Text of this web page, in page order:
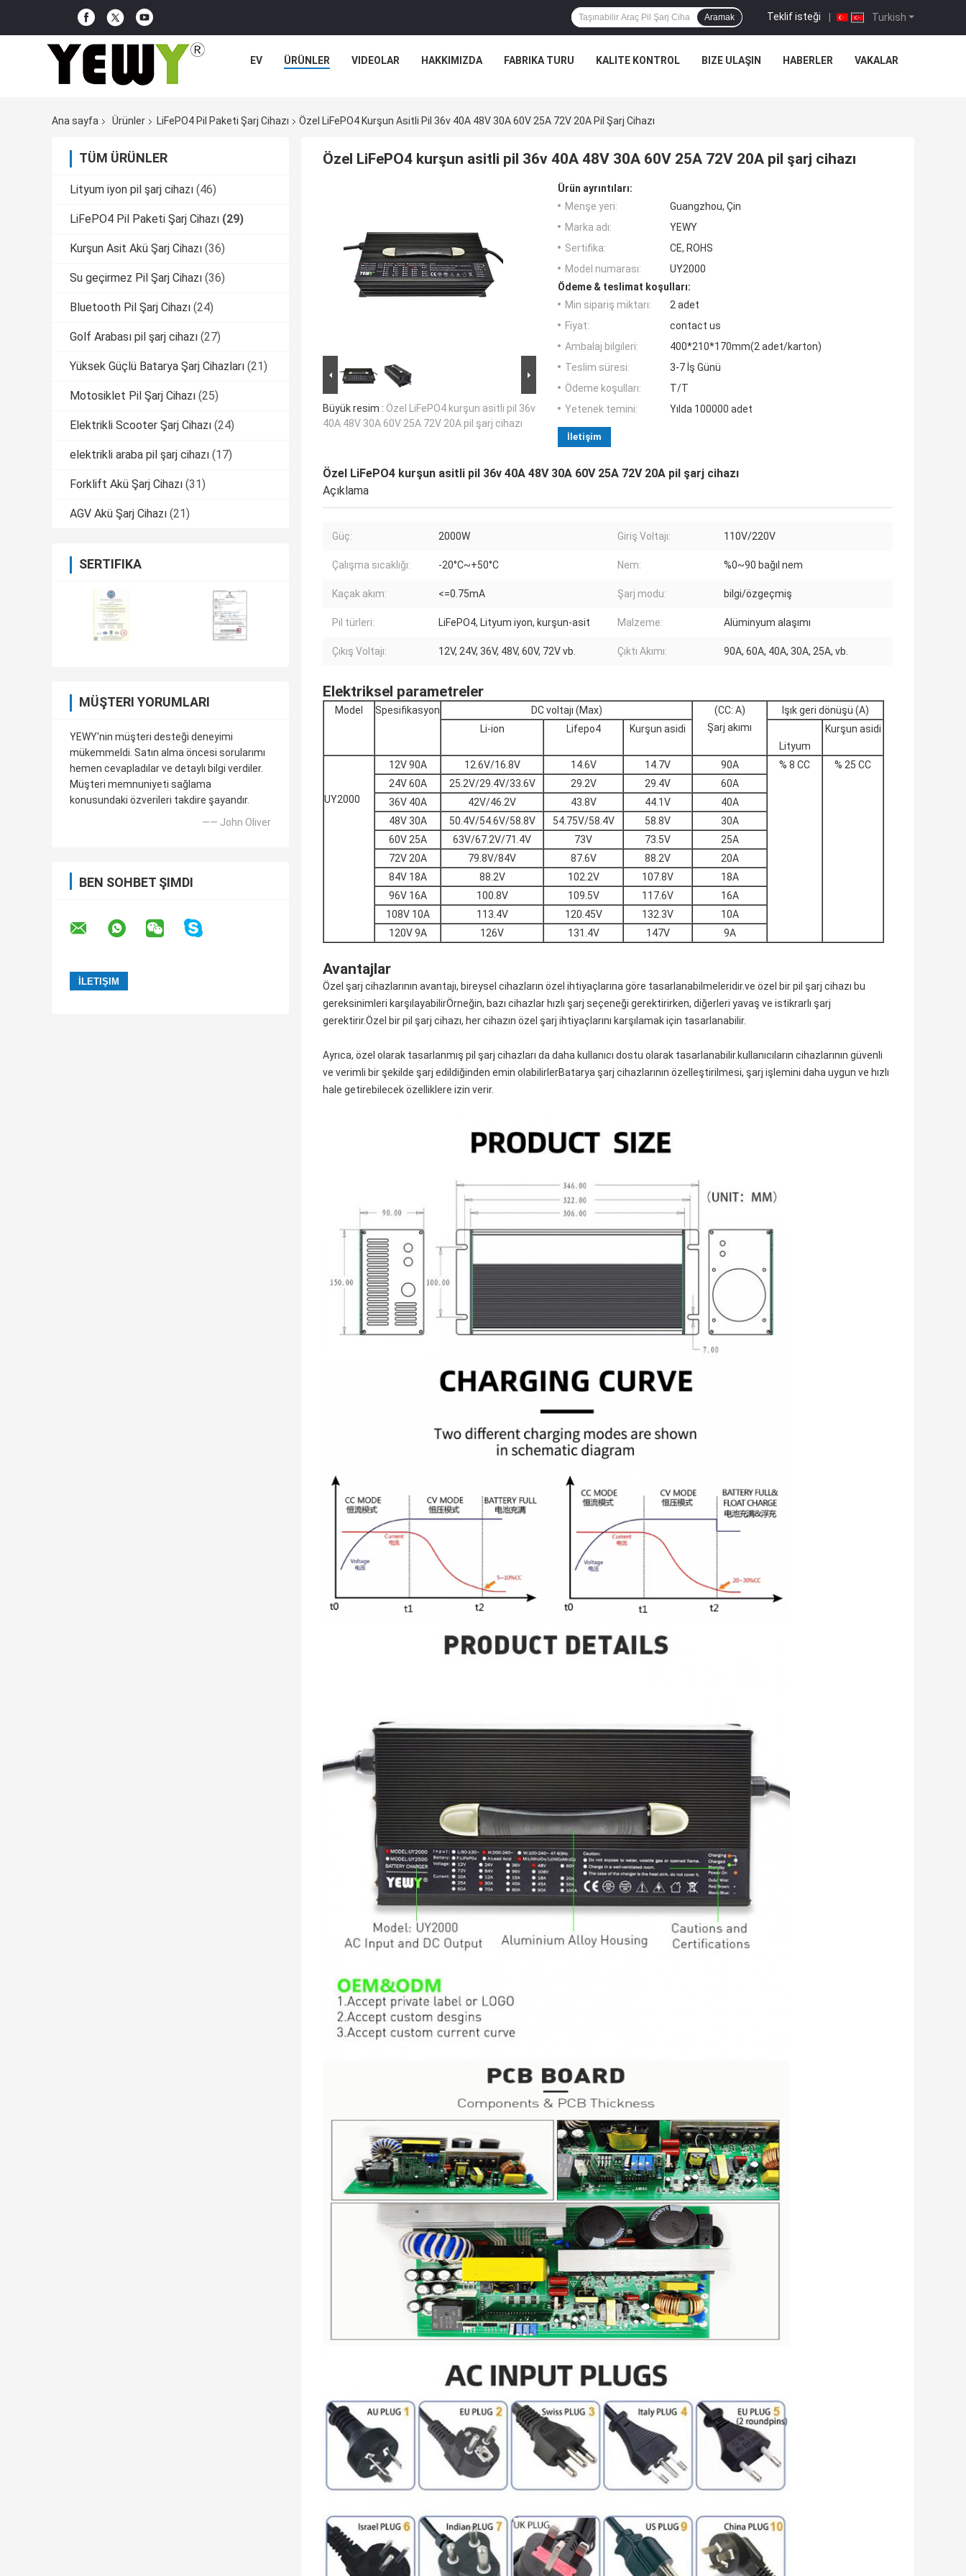
Turkish
Teklif isteği |
Aramak
EV ÜRÜNLER VIDEOLAR HAKKIMIZDA FABRIKA TURU KALITE KONTROL BIZE ULAŞIN HABERLER VAKALAR
Ana sayfa Ürünler LiFePO4 Pil Paketi Şarj Cihazı Özel LiFePO4 Kurşun Asitli Pil 36v 40A 48V 30A 60V 25A 72V 20A Pil Şarj Cihazı
TÜM ÜRÜNLER
Lityum iyon pil şarj cihazı (46)
LiFePO4 Pil Paketi Şarj Cihazı (29)
Kurşun Asit Akü Şarj Cihazı (36)
Su geçirmez Pil Şarj Cihazı (36)
Bluetooth Pil Şarj Cihazı (24)
Golf Arabası pil şarj cihazı (27)
Yüksek Güçlü Batarya Şarj Cihazları (21)
Motosiklet Pil Şarj Cihazı (25)
Elektrikli Scooter Şarj Cihazı (24)
elektrikli araba pil şarj cihazı (17)
Forklift Akü Şarj Cihazı (31)
AGV Akü Şarj Cihazı (21)
SERTIFIKA
MÜŞTERI YORUMLARI
YEWY'nin müşteri desteği deneyimi
mükemmeldi. Satın alma öncesi sorularımı
hemen cevapladılar ve detaylı bilgi verdiler.
Müşteri memnuniyeti sağlama
konusundaki özverileri takdire şayandır.
—— John Oliver
BEN SOHBET ŞIMDI
Özel LiFePO4 kurşun asitli pil 36v 40A 48V 30A 60V 25A 72V 20A pil şarj cihazı
Büyük resim : Özel LiFePO4 kurşun asitli pil 36v
40A 48V 30A 60V 25A 72V 20A pil şarj cihazı
Ürün ayrıntıları:
Menşe yeri:
Guangzhou, Çin
Marka adı:
YEWY
Sertifika:
CE, ROHS
Model numarası:
UY2000
Ödeme & teslimat koşulları:
Min sipariş miktarı:
2 adet
Fiyat:
contact us
Ambalaj bilgileri:
400*210*170mm(2 adet/karton)
Teslim süresi:
3-7 İş Günü
Ödeme koşulları:
T/T
Yetenek temini:
Yılda 100000 adet
İletişim
Özel LiFePO4 kurşun asitli pil 36v 40A 48V 30A 60V 25A 72V 20A pil şarj cihazı
Açıklama
Güç: 2000W Giriş Voltajı: 110V/220V
Çalışma sıcaklığı: -20°C~+50°C Nem: %0~90 bağıl nem
Kaçak akım: <=0.75mA Şarj modu: bilgi/özgeçmiş
Pil türleri: LiFePO4, Lityum iyon, kurşun-asit Malzeme: Alüminyum alaşımı
Çıkış Voltajı: 12V, 24V, 36V, 48V, 60V, 72V vb. Çıktı Akımı: 90A, 60A, 40A, 30A, 25A, vb.
Elektriksel parametreler
Model Spesifikasyon DC voltajı (Max)
(CC: A)
Şarj akımı
Işık geri dönüşü (A)
Li-ion
Lifepo4
Kurşun asidi
Lityum
Kurşun asidi
UY2000
12V 90A 12.6V/16.8V 14.6V 14.7V 90A % 8 CC
% 25 CC
24V 60A
25.2V/29.4V/33.6V 29.2V 29.4V
60A
36V 40A
42V/46.2V 43.8V 44.1V
40A
48V 30A
50.4V/54.6V/58.8V 54.75V/58.4V 58.8V
30A
60V 25A
63V/67.2V/71.4V 73V 73.5V
25A
72V 20A
79.8V/84V 87.6V 88.2V
20A
84V 18A
88.2V 102.2V 107.8V
18A
96V 16A
100.8V 109.5V 117.6V
16A
108V 10A
113.4V 120.45V 132.3V
10A
120V 9A
126V 131.4V 147V 9A
Avantajlar
Özel şarj cihazlarının avantajı, bireysel cihazların özel ihtiyaçlarına göre tasarlanabilmeleridir.ve özel bir pil şarj cihazı bu
gereksinimleri karşılayabilirÖrneğin, bazı cihazlar hızlı şarj seçeneği gerektirirken, diğerleri yavaş ve istikrarlı şarj
gerektirir.Özel bir pil şarj cihazı, her cihazın özel şarj ihtiyaçlarını karşılamak için tasarlanabilir.
Ayrıca, özel olarak tasarlanmış pil şarj cihazları da daha kullanıcı dostu olarak tasarlanabilir.kullanıcıların cihazlarının güvenli
ve verimli bir şekilde şarj edildiğinden emin olabilirlerBatarya şarj cihazlarının özelleştirilmesi, şarj işlemini daha uygun ve hızlı
hale getirebilecek özelliklere izin verir.